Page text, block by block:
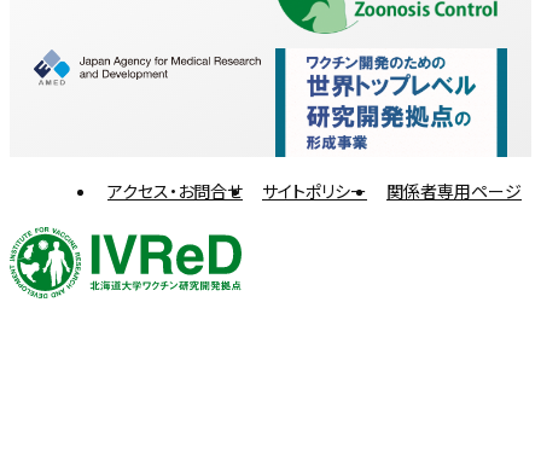
アクセス・お問合せ サイトポリシー 関係者専用ページ